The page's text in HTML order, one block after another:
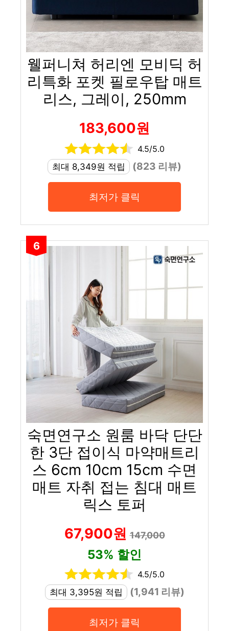
웰퍼니쳐 허리엔 모비딕 허
리특화 포켓 필로우탑 매트
리스, 그레이, 250mm
183,600원
4.5/5.0
최대 8,349원 적립
(823 리뷰)
최저가 클릭
6
숙면연구소 원룸 바닥 단단
한 3단 접이식 마약매트리
스 6cm 10cm 15cm 수면
매트 자취 접는 침대 매트
릭스 토퍼
67,900원147,000
53% 할인
4.5/5.0
최대 3,395원 적립
(1,941 리뷰)
최저가 클릭